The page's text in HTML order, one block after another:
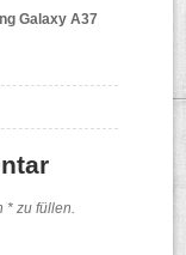
Galaxy A37
* zu füllen.